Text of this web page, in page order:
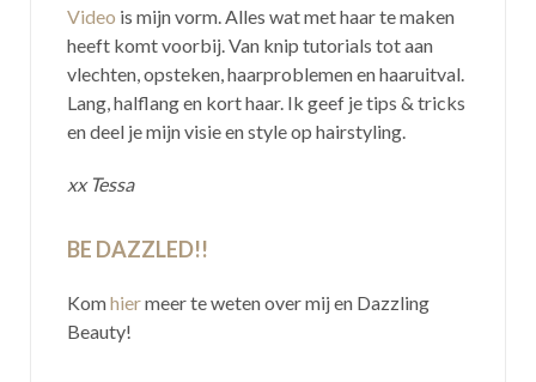
Video is mijn vorm. Alles wat met haar te maken
heeft komt voorbij. Van knip tutorials tot aan
vlechten, opsteken, haarproblemen en haaruitval.
Lang, halflang en kort haar. Ik geef je tips & tricks
en deel je mijn visie en style op hairstyling.
xx Tessa
BE DAZZLED!!
Komhiermeer te weten over mij en Dazzling
Beauty!